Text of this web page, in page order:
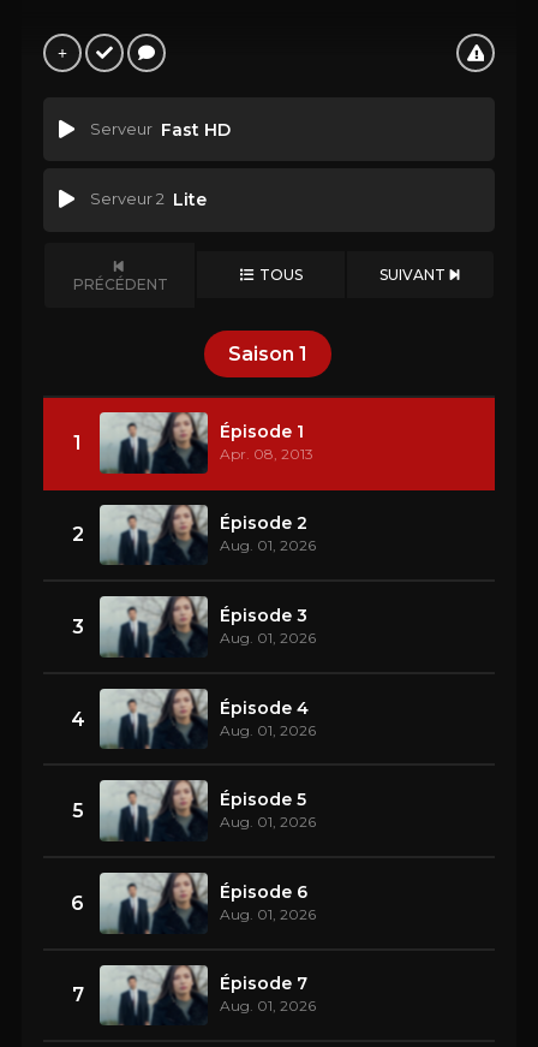
Serveur Fast HD
Serveur 2 Lite
PRÉCÉDENT TOUS SUIVANT
Saison 1
1 Épisode 1
Apr. 08, 2013
2 Épisode 2
Aug. 01, 2026
3 Épisode 3
Aug. 01, 2026
4 Épisode 4
Aug. 01, 2026
5 Épisode 5
Aug. 01, 2026
6 Épisode 6
Aug. 01, 2026
7 Épisode 7
Aug. 01, 2026